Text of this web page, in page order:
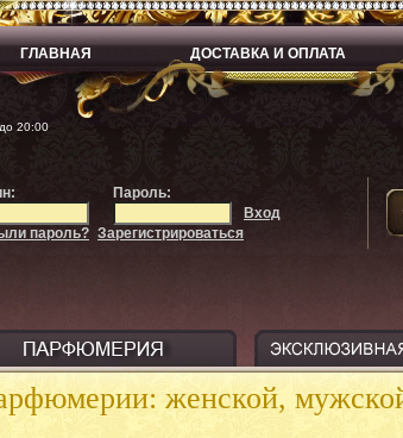
женской,
ГЛАВНАЯ ДОСТАВКА И ОПЛАТА
20:00
Пароль:
Вход
пароль? Зарегистрироваться